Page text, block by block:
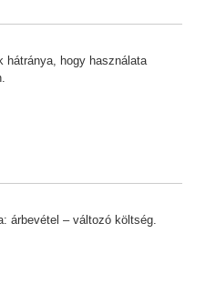
hátránya, hogy használata
árbevétel – változó költség.